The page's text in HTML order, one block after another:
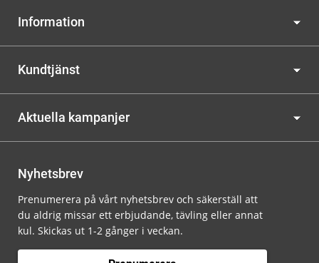
Information
Kundtjänst
Aktuella kampanjer
Nyhetsbrev
Prenumerera på vårt nyhetsbrev och säkerställ att
du aldrig missar ett erbjudande, tävling eller annat
kul. Skickas ut 1-2 gånger i veckan.